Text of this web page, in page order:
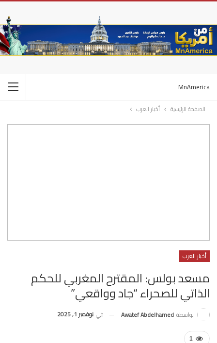
MnAmerica
الصفحة الرئيسية أخبار العرب
أخبار العرب
مسعد بولس: المقترح المغربي للحكم
الذاتي للصحراء “جاد وواقعي”
بواسطة Awatef Abdelhamed في نوفمبر 1, 2025
1